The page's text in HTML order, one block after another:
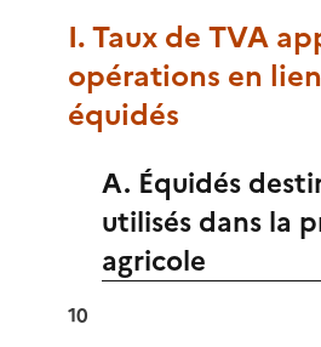
I. Taux de TVA
opérations en
équidés
A. Équidés
utilisés dans la
agricole
10